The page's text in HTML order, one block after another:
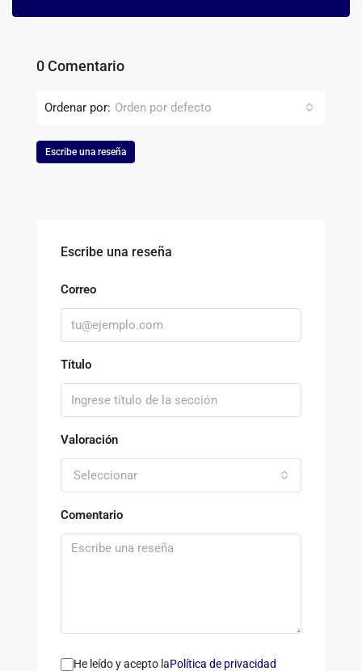
0 Comentario
Ordenar por: Orden por defecto
Escribe una reseña
Escribe una reseña
Correo
Título
Valoración
Seleccionar
Comentario
He leído y acepto laPolítica de privacidad